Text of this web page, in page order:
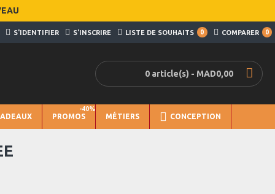
S'IDENTIFIER S'INSCRIRE LISTE DE SOUHAITS 0 COMPARER 0
0 article(s) - MAD0,00
PROMOS
-40%
MÉTIERS CONCEPTION